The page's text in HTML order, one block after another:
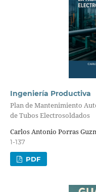
Ingeniería Productiva
Plan de Mantenimiento
de Tubos Electrosoldados
Carlos Antonio Porras
1-137
PDF